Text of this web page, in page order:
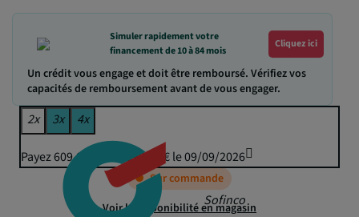
Simuler rapidement votre
financement de 10 à 84 mois
Cliquez ici
Un crédit vous engage et doit être remboursé. Vérifiez vos
capacités de remboursement avant de vous engager.
Sofinco
2x 3x 4x
Payez 609,81 € puis 599,50 € le 09/09/2026
Sur commande
Voir la disponibilité en magasin